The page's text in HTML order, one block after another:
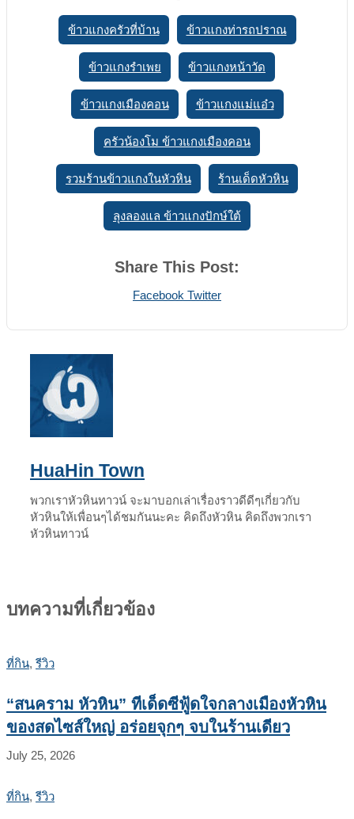
ข้าวแกงครัวที่บ้าน ข้าวแกงท่ารถปราณ
ข้าวแกงรำเพย ข้าวแกงหน้าวัด
ข้าวแกงเมืองคอน ข้าวแกงแม่แอ๋ว
ครัวน้องโม ข้าวแกงเมืองคอน
รวมร้านข้าวแกงในหัวหิน ร้านเด็ดหัวหิน
ลุงลองแล ข้าวแกงปักษ์ใต้
Share This Post:
Facebook TwitterPrint
Share
Email
HuaHin Town
พวกเราหัวหินทาวน์ จะมาบอกเล่าเรื่องราวดีดีๆเกี่ยวกับ
หัวหินให้เพื่อนๆได้ชมกันนะคะ คิดถึงหัวหิน คิดถึงพวกเรา
หัวหินทาวน์
บทความที่เกี่ยวข้อง
ที่กิน, รีวิว
“สนคราม หัวหิน” ทีเด็ดซีฟู้ดใจกลางเมืองหัวหิน
ของสดไซส์ใหญ่ อร่อยจุกๆ จบในร้านเดียว
July 25, 2026
ที่กิน, รีวิว